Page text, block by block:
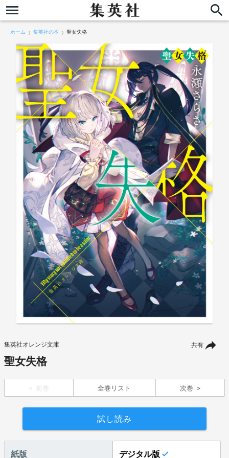
ホーム 集英社の本 聖女失格
共有
集英社オレンジ文庫
聖女失格
前巻 全巻リスト 次巻
試し読み
紙版 デジタル版